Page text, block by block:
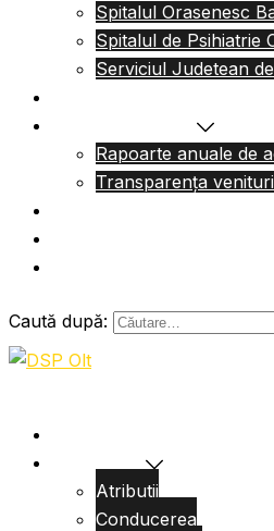
Spitalul Orasenesc
Spitalul de Psihiatrie
Serviciul Judetean
Rapoarte anuale de
Transparența
Caută după:
Atributii
Conducerea